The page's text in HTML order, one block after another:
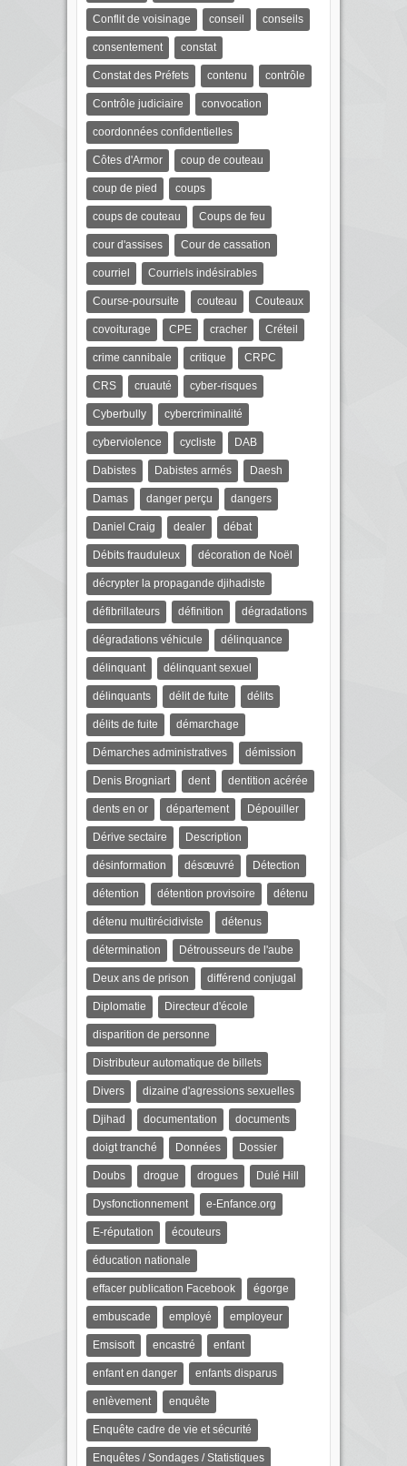
Conflit de voisinage conseil conseils
consentement constat
Constat des Préfets contenu contrôle
Contrôle judiciaire convocation
coordonnées confidentielles
Côtes d'Armor coup de couteau
coup de pied coups
coups de couteau Coups de feu
cour d'assises Cour de cassation
courriel Courriels indésirables
Course-poursuite couteau Couteaux
covoiturage CPE cracher Créteil
crime cannibale critique CRPC
CRS cruauté cyber-risques
Cyberbully cybercriminalité
cyberviolence cycliste DAB
Dabistes Dabistes armés Daesh
Damas danger perçu dangers
Daniel Craig dealer débat
Débits frauduleux décoration de Noël
décrypter la propagande djihadiste
défibrillateurs définition dégradations
dégradations véhicule délinquance
délinquant délinquant sexuel
délinquants délit de fuite délits
délits de fuite démarchage
Démarches administratives démission
Denis Brogniart dent dentition acérée
dents en or département Dépouiller
Dérive sectaire Description
désinformation désœuvré Détection
détention détention provisoire détenu
détenu multirécidiviste détenus
détermination Détrousseurs de l'aube
Deux ans de prison différend conjugal
Diplomatie Directeur d'école
disparition de personne
Distributeur automatique de billets
Divers dizaine d'agressions sexuelles
Djihad documentation documents
doigt tranché Données Dossier
Doubs drogue drogues Dulé Hill
Dysfonctionnement e-Enfance.org
E-réputation écouteurs
éducation nationale
effacer publication Facebook égorge
embuscade employé employeur
Emsisoft encastré enfant
enfant en danger enfants disparus
enlèvement enquête
Enquête cadre de vie et sécurité
Enquêtes / Sondages / Statistiques